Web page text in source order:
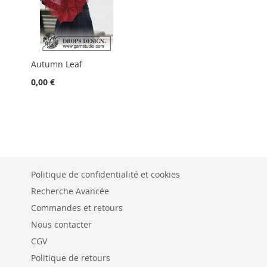
Autumn Leaf
0,00 €
Politique de confidentialité et cookies
Recherche Avancée
Commandes et retours
Nous contacter
CGV
Politique de retours